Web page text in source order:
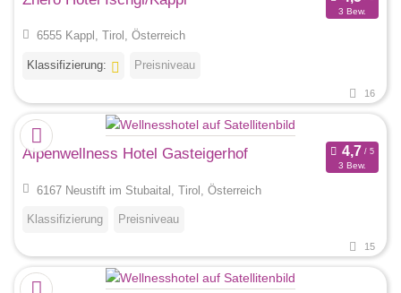
3 Bew.
6555 Kappl, Tirol, Österreich
Klassifizierung: Preisniveau
16
Alpenwellness Hotel Gasteigerhof
3 Bew.
6167 Neustift im Stubaital, Tirol, Österreich
Klassifizierung Preisniveau
15